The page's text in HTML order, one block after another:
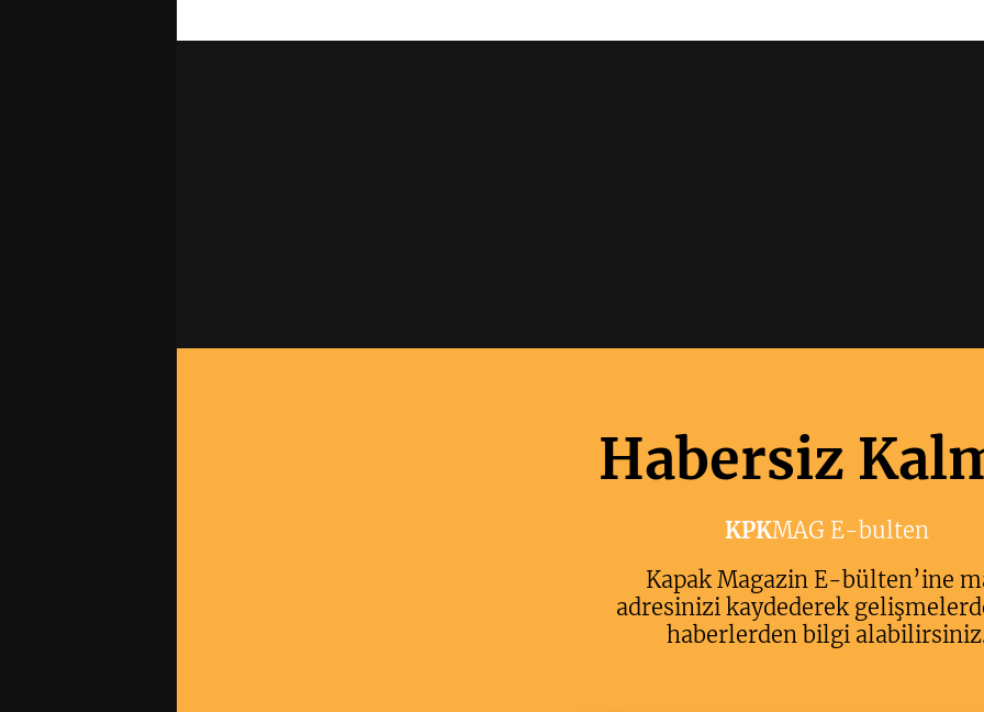
Habersiz
KPKMAG E-bulten
Kapak Magazin E-bülten’ine
adresinizi kaydederek
haberlerden bilgi